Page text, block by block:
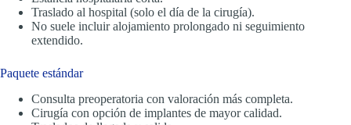
Traslado al hospital (solo el día de la cirugía).
No suele incluir alojamiento prolongado ni seguimiento
extendido.
Paquete estándar
Consulta preoperatoria con valoración más completa.
Cirugía con opción de implantes de mayor calidad.